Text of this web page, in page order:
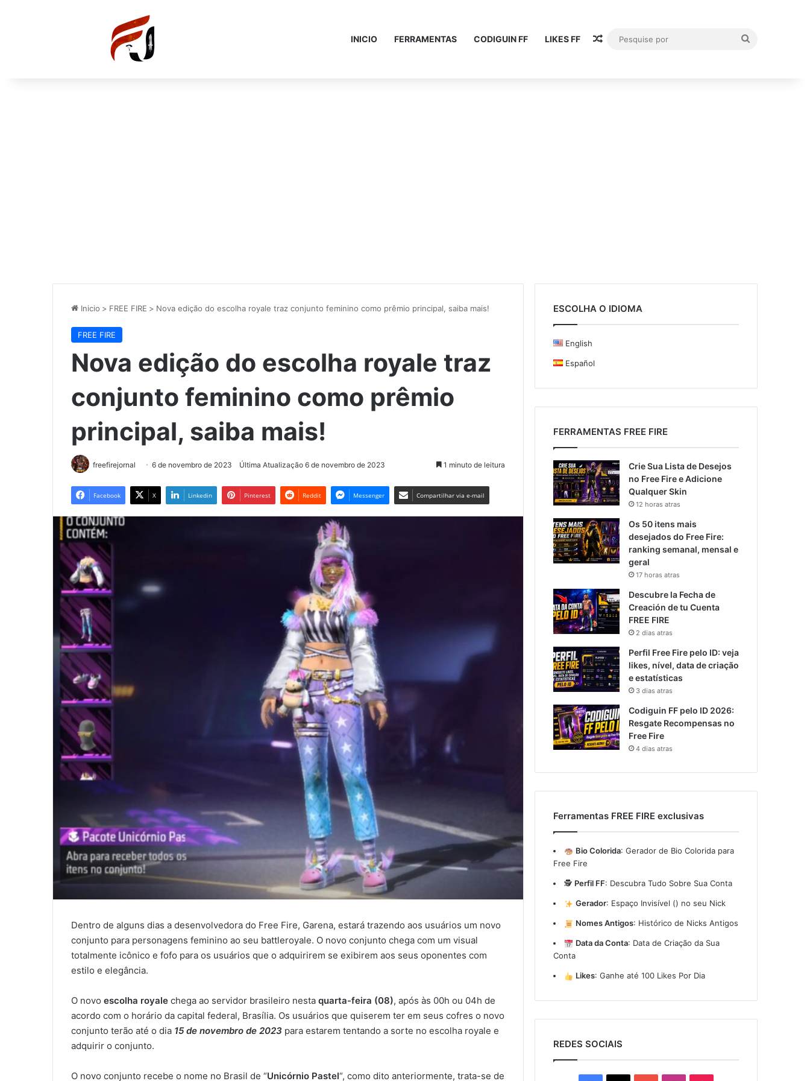
INICIO FERRAMENTAS CODIGUIN FF LIKES FF Artigo aleatório
Inicio > FREE FIRE > Nova edição do escolha royale traz conjunto feminino como prêmio principal, saiba mais!
FREE FIRE
Nova edição do escolha royale traz
conjunto feminino como prêmio
principal, saiba mais!
freefirejornal 6 de novembro de 2023 Última Atualização 6 de novembro de 2023 1 minuto de leitura
Facebook X Linkedin Pinterest Reddit Messenger Compartilhar via e-mail
Dentro de alguns dias a desenvolvedora do Free Fire, Garena, estará trazendo aos usuários um novo
conjunto para personagens feminino ao seu battleroyale. O novo conjunto chega com um visual
totalmente icônico e fofo para os usuários que o adquirirem se exibirem aos seus oponentes com
estilo e elegância.
O novo escolha royale chega ao servidor brasileiro nesta quarta-feira (08), após às 00h ou 04h de
acordo com o horário da capital federal, Brasília. Os usuários que quiserem ter em seus cofres o novo
conjunto terão até o dia 15 de novembro de 2023 para estarem tentando a sorte no escolha royale e
adquirir o conjunto.
O novo conjunto recebe o nome no Brasil de “Unicórnio Pastel“, como dito anteriormente, trata-se de
ESCOLHA O IDIOMA
English
Español
FERRAMENTAS FREE FIRE
Crie Sua Lista de Desejos
no Free Fire e Adicione
Qualquer Skin
12 horas atras
Os 50 itens mais
desejados do Free Fire:
ranking semanal, mensal e
geral
17 horas atras
Descubre la Fecha de
Creación de tu Cuenta
FREE FIRE
2 dias atras
Perfil Free Fire pelo ID: veja
likes, nível, data de criação
e estatísticas
3 dias atras
Codiguin FF pelo ID 2026:
Resgate Recompensas no
Free Fire
4 dias atras
Ferramentas FREE FIRE exclusivas
Bio Colorida: Gerador de Bio Colorida para
Free Fire
🕵️ Perfil FF: Descubra Tudo Sobre Sua Conta
Gerador: Espaço Invisível (ㅤ) no seu Nick
Nomes Antigos: Histórico de Nicks Antigos
Data da Conta: Data de Criação da Sua
Conta
Likes: Ganhe até 100 Likes Por Dia
REDES SOCIAIS